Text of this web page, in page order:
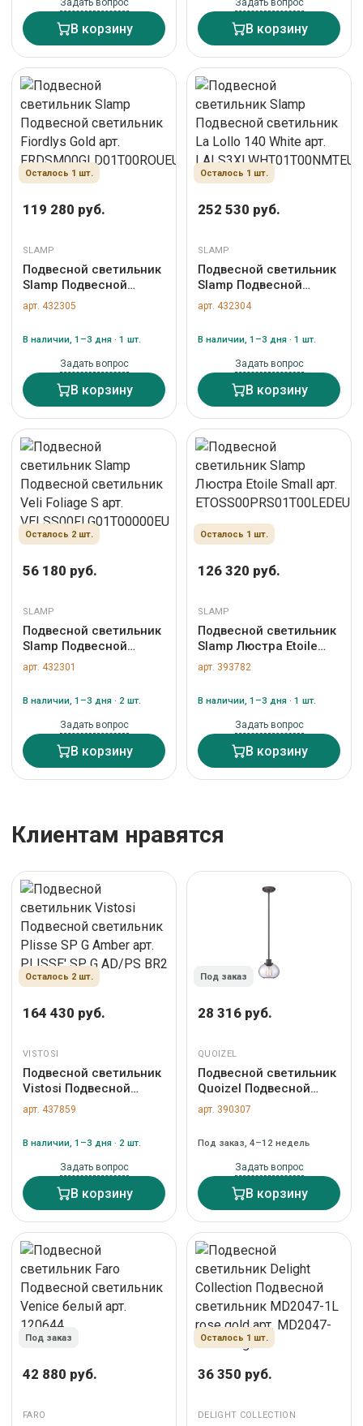
Задать вопрос
В корзину
Задать вопрос
В корзину
Осталось 1 шт.
119 280 руб.
SLAMP
Подвесной светильник
Slamp Подвесной
светильник Fiordlys
Gold арт.
арт. 432305
В наличии, 1–3 дня · 1 шт.
Задать вопрос
В корзину
Осталось 1 шт.
252 530 руб.
SLAMP
Подвесной светильник
Slamp Подвесной
светильник La Lollo 140
White арт.
арт. 432304
В наличии, 1–3 дня · 1 шт.
Задать вопрос
В корзину
Осталось 2 шт.
56 180 руб.
SLAMP
Подвесной светильник
Slamp Подвесной
светильник Veli Foliage
S арт.
арт. 432301
В наличии, 1–3 дня · 2 шт.
Задать вопрос
В корзину
Осталось 1 шт.
126 320 руб.
SLAMP
Подвесной светильник
Slamp Люстра Etoile
Small арт.
ETOSS00PRS01T00LEDEU
арт. 393782
В наличии, 1–3 дня · 1 шт.
Задать вопрос
В корзину
Клиентам нравятся
Осталось 2 шт.
164 430 руб.
VISTOSI
Подвесной светильник
Vistosi Подвесной
светильник Plisse SP G
Amber арт. PLISSE' SP G
арт. 437859
В наличии, 1–3 дня · 2 шт.
Задать вопрос
В корзину
Под заказ
28 316 руб.
QUOIZEL
Подвесной светильник
Quoizel Подвесной
светильник Quoizel,
Арт. QZ-TRILOGY-MP
арт. 390307
Под заказ, 4–12 недель
Задать вопрос
В корзину
Под заказ
42 880 руб.
FARO
Осталось 1 шт.
36 350 руб.
DELIGHT COLLECTION